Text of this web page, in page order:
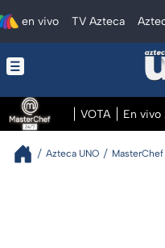
en vivo TV Azteca
VOTA En vivo
Azteca UNO MasterChef